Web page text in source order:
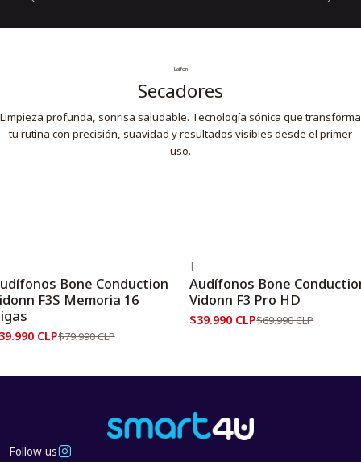
Laifen
Secadores
Limpieza profunda, sonrisa saludable. Tecnología sónica que transforma
tu rutina con precisión, suavidad y resultados visibles desde el primer
uso.
Bone Conduction
F3S Memoria 16
CLP$79.990 CLP
-43%
|
Audífonos Bone
Vidonn F3 Pro HD
$39.990 CLP$69.990 CLP
Follow us